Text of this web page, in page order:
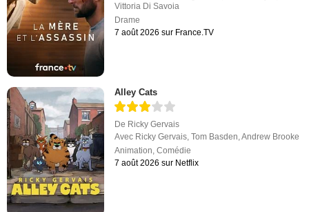
Vittoria Di Savoia
Drame
7 août 2026 sur France.TV
Alley Cats
De Ricky Gervais
Avec Ricky Gervais ,Tom Basden ,Andrew Brooke
Animation ,Comédie
7 août 2026 sur Netflix